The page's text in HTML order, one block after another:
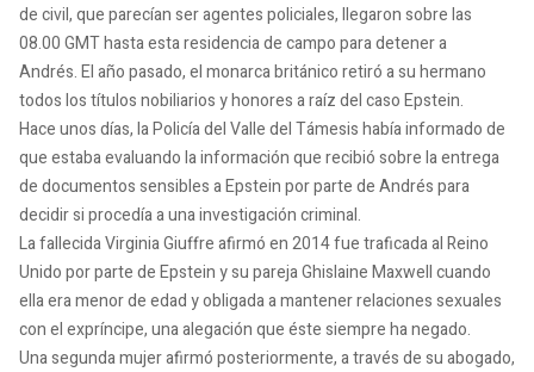
de civil, que parecían ser agentes policiales, llegaron sobre las
08.00 GMT hasta esta residencia de campo para detener a
Andrés. El año pasado, el monarca británico retiró a su hermano
todos los títulos nobiliarios y honores a raíz del caso Epstein.
Hace unos días, la Policía del Valle del Támesis había informado de
que estaba evaluando la información que recibió sobre la entrega
de documentos sensibles a Epstein por parte de Andrés para
decidir si procedía a una investigación criminal.
La fallecida Virginia Giuffre afirmó en 2014 fue traficada al Reino
Unido por parte de Epstein y su pareja Ghislaine Maxwell cuando
ella era menor de edad y obligada a mantener relaciones sexuales
con el expríncipe, una alegación que éste siempre ha negado.
Una segunda mujer afirmó posteriormente, a través de su abogado,